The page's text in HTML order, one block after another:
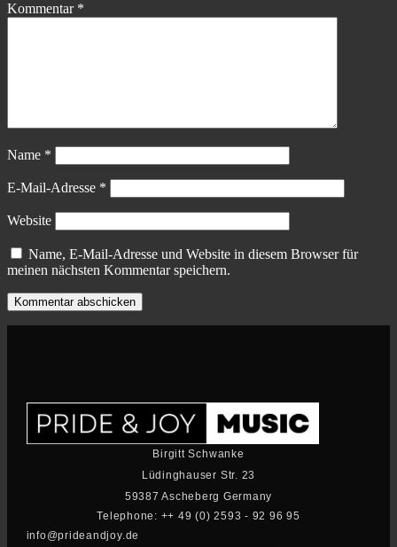
Kommentar *
Name *
E-Mail-Adresse *
Website
Name, E-Mail-Adresse und Website in diesem Browser für
meinen nächsten Kommentar speichern.
Birgitt Schwanke
Lüdinghauser Str. 23
59387 Ascheberg Germany
Telephone: ++ 49 (0) 2593 - 92 96 95
info@prideandjoy.de